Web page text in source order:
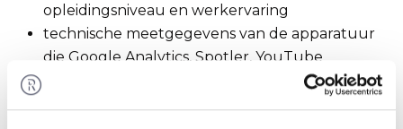
opleidingsniveau en werkervaring
technische meetgegevens van de apparatuur
die Google Analytics, Spotler, YouTube
verzamelt zoals IP-adres, MAC-adres, device